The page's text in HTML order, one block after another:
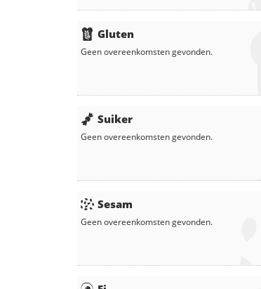
Gluten
Geen overeenkomsten gevonden.
Suiker
Geen overeenkomsten gevonden.
Sesam
Geen overeenkomsten gevonden.